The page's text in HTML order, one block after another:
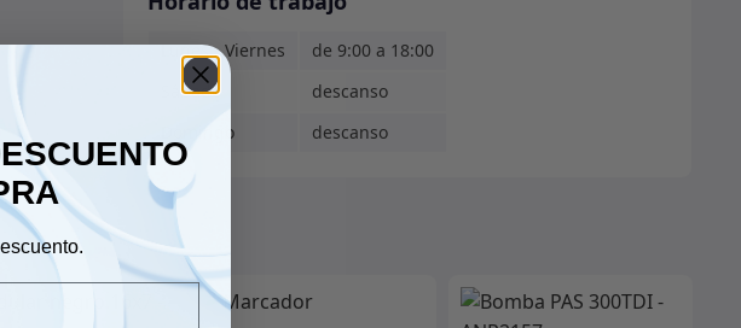
Lunes - Viernes
de 9:00 a 18:00
Sábado
descanso
Domingo
descanso